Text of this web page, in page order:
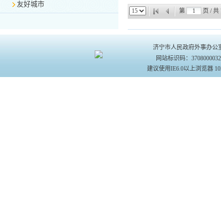
友好城市
第 页 / 共
济宁市人民政府外事办公
网站标识码：
建议使用IE6.0以上浏览器